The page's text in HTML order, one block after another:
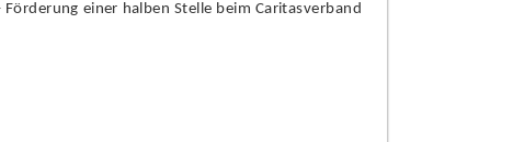
einer halben Stelle beim Caritasverband